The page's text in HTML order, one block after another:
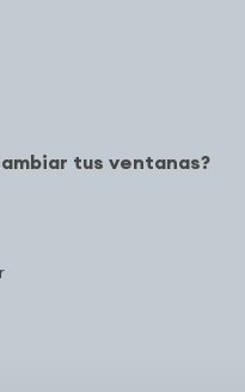
tus ventanas?